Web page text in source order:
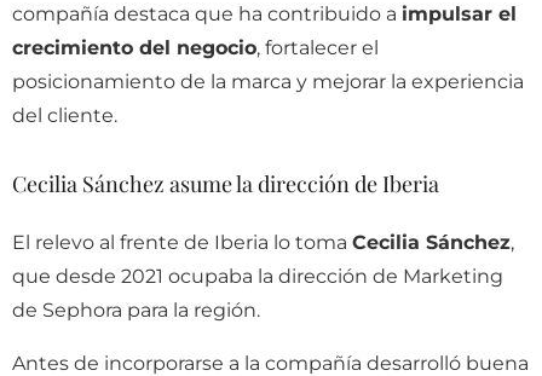
compañía destaca que ha contribuido a impulsar el
crecimiento del negocio, fortalecer el
posicionamiento de la marca y mejorar la experiencia
del cliente.
Cecilia Sánchez asume la dirección de Iberia
El relevo al frente de Iberia lo toma Cecilia Sánchez,
que desde 2021 ocupaba la dirección de Marketing
de Sephora para la región.
Antes de incorporarse a la compañía desarrolló buena